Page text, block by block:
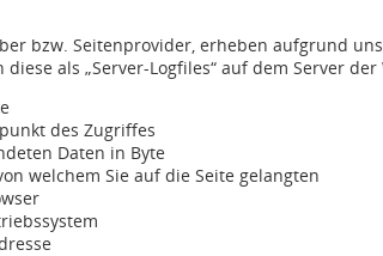
bzw. Seitenprovider, erheben aufgrund
als „Server-Logfiles“ auf dem Server
des Zugriffes
Daten in Byte
welchem Sie auf die Seite gelangten